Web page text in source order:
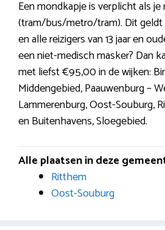
Een mondkapje is verplicht als
(tram/bus/metro/tram). Dit
en alle reizigers van 13 jaar en
een niet-medisch masker? Dan
met liefst €95,00 in de wijken:
Middengebied, Paauwenburg –
Lammerenburg, Oost-Souburg,
en Buitenhavens, Sloegebied.
Alle plaatsen in deze
Ritthem
Oost-Souburg